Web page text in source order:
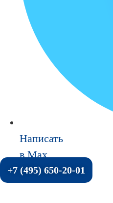
Написать
в Max
+7 (495) 650-20-01